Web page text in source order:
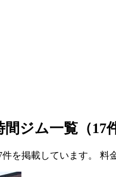
ジム一覧（17
を掲載しています。 料